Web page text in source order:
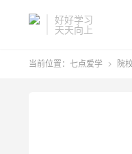
好好学习
天天向上
当前位置： 七点爱学  院